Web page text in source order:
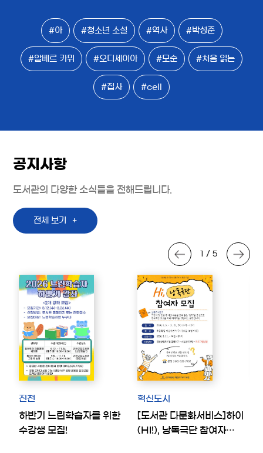
#아 #청소년 소설 #역사 #박성준
#알베르 카뮈 #오디세이아 #모순 #처음 읽는
#집사 #cell
공지사항
도서관의 다양한 소식들을 전해드립니다.
전체 보기
1 / 5
진천
하반기 느린학습자를 위한
수강생 모집!
혁신도시
[도서관 다문화서비스]하이
(HI!), 낭독극단 참여자